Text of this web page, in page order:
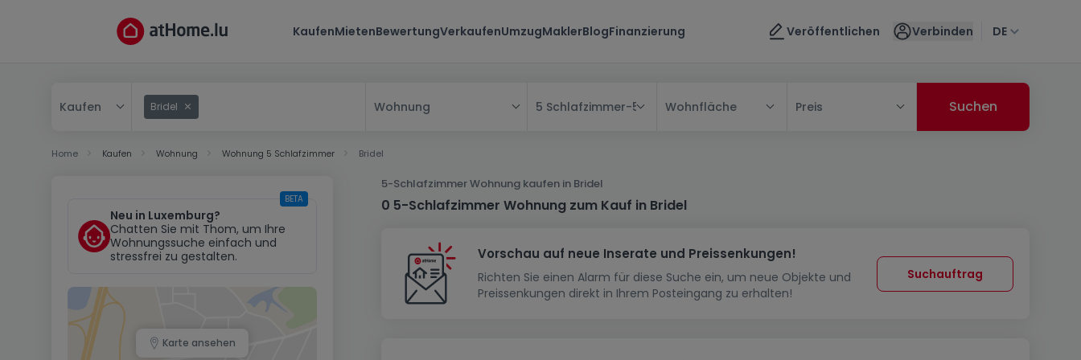
KaufenMietenBewertungVerkaufenUmzugMaklerBlogFinanzierung Veröffentlichen Verbinden DE
Kaufen Bridel Wohnung
Haus
Reihenhaus
Doppelhaushälfte
Wohnung
Schlafzimmer
1-Zimmer-Apartment
Wohnanlage
Wohnsiedlung
Haus bauen
Musterhaus
Renditeobjekt
5 Schlafzimmer- 5 Schlafzimmer Wohnfläche Preis
Home Kaufen Wohnung Wohnung 5 Schlafzimmer Bridel
5-Schlafzimmer Wohnung kaufen in Bridel
0 5-Schlafzimmer Wohnung zum Kauf in Bridel
Vorschau auf neue Inserate und Preissenkungen!
Richten Sie einen Alarm für diese Suche ein, um neue Objekte und
Preissenkungen direkt in Ihrem Posteingang zu erhalten!
Suchauftrag
Neu in Luxemburg?
Chatten Sie mit Thom, um Ihre
Wohnungssuche einfach und
stressfrei zu gestalten.
BETA
Karte ansehen